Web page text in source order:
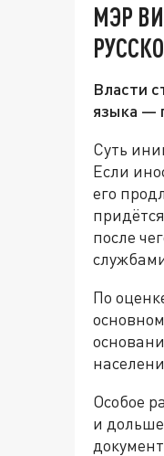
МЭР
Власти
языка —
Суть
Если
его
после
По
Особое
и